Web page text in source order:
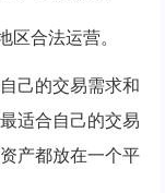
区合法运营。
己的交易需求和
适合自己的交易
产都放在一个平